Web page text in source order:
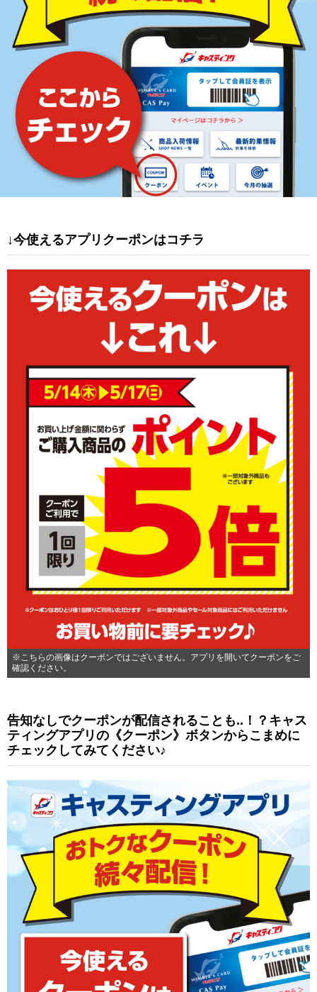
↓今使えるアプリクーポンはコチラ
※こちらの画像はクーポンではございません。アプリを開いてクーポンをご
確認ください。
告知なしでクーポンが配信されることも..！？キャス
ティングアプリの《クーポン》ボタンからこまめに
チェックしてみてください♪